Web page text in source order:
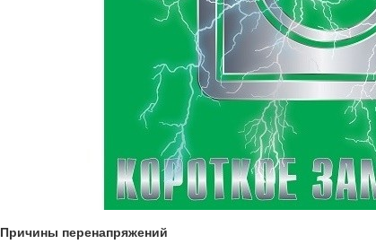
Причины перенапряжений